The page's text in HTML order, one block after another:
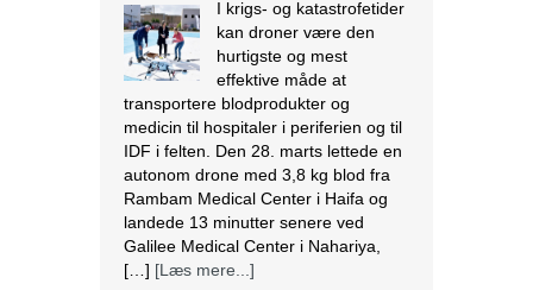
Rambam Medical Center i Haifa og
landede 13 minutter senere ved
Galilee Medical Center i Nahariya,
[…][Læs mere...]
Den nigerianske regering ser væk,
mens landbrug fortsætter med at
Massiv ødelæggelse af landbrug er
blevet det nye normal i mange
samfund i Plateau State, der ligger i